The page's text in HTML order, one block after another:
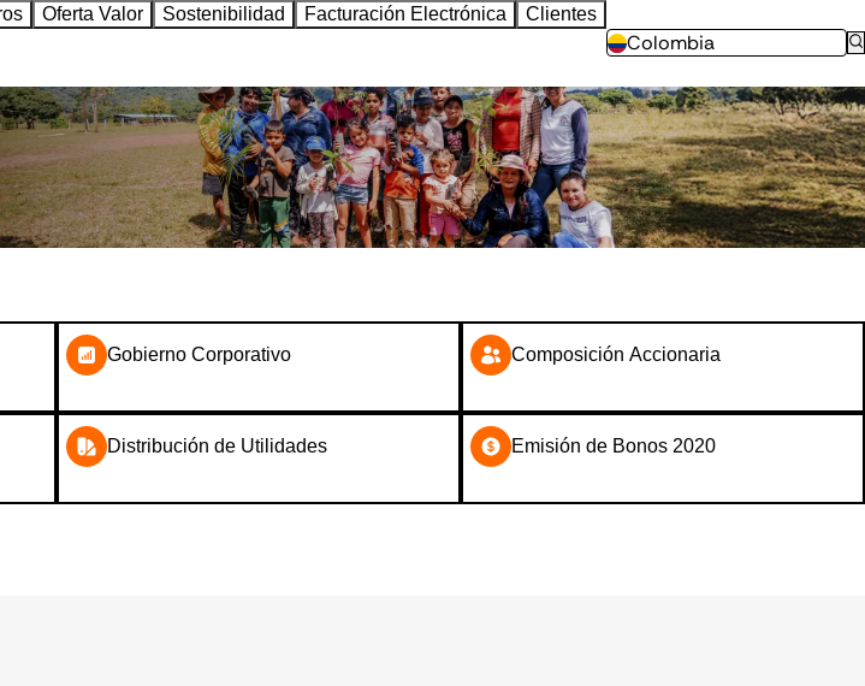
Oferta Valor Sostenibilidad Facturación Electrónica Clientes
Colombia
Gobierno Corporativo Composición Accionaria
Distribución de Utilidades Emisión de Bonos 2020